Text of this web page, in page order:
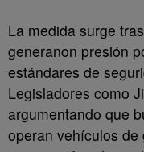
La medida surge
generanon presión
estándares de
Legisladores como
argumentando que
operan vehículos